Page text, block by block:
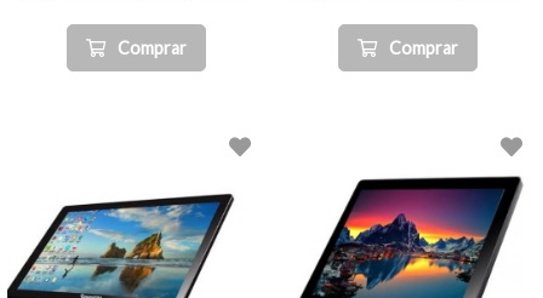
Comprar Comprar